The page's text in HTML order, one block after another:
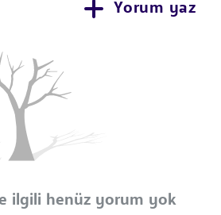
Yorum yaz
ilgili henüz yorum yok